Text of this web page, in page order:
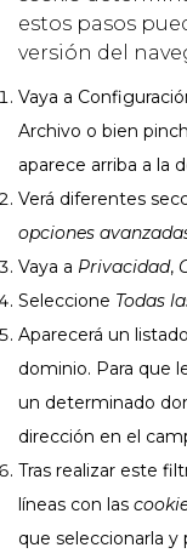
estos pasos
versión del
Vaya a
Archivo o bien
aparece arriba a la
Verá diferentes
opciones
Vaya a Privacidad,
Seleccione Todas
Aparecerá un
dominio. Para que
un determinado
dirección en el
Tras realizar este
líneas con las
que seleccionarla y